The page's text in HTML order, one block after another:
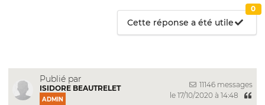
Cette réponse a été utile
0
Publié par
ISIDORE BEAUTRELET
ADMIN
11146 messages
le 17/10/2020 à 14:48